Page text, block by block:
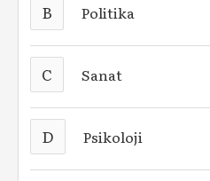
B Politika
C Sanat
D Psikoloji